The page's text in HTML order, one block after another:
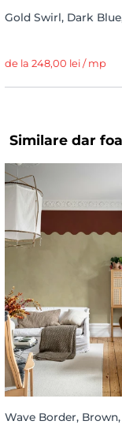
Gold Swirl, Dark
de la 248,00 lei / mp
Similare dar
Wave Border,